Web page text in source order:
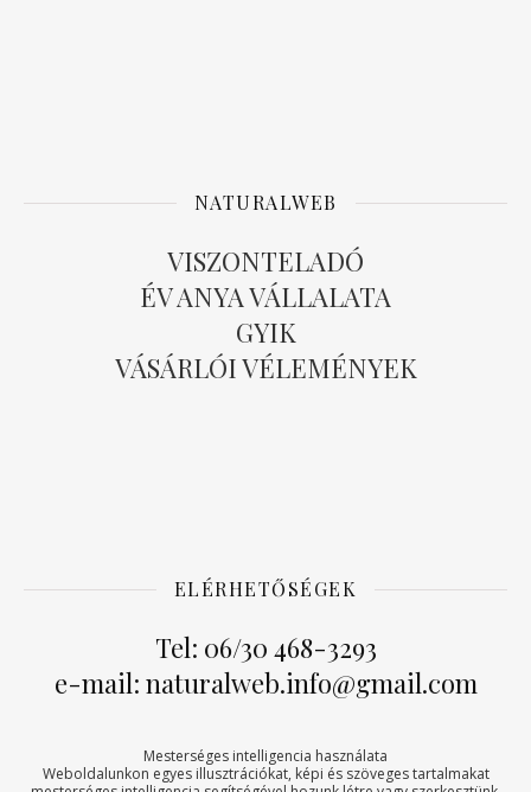
NATURALWEB
VISZONTELADÓ
ÉV ANYA VÁLLALATA
GYIK
VÁSÁRLÓI VÉLEMÉNYEK
ELÉRHETŐSÉGEK
Tel: 06/30 468-3293
e-mail: naturalweb.info@gmail.com
Mesterséges intelligencia használata
Weboldalunkon egyes illusztrációkat, képi és szöveges tartalmakat